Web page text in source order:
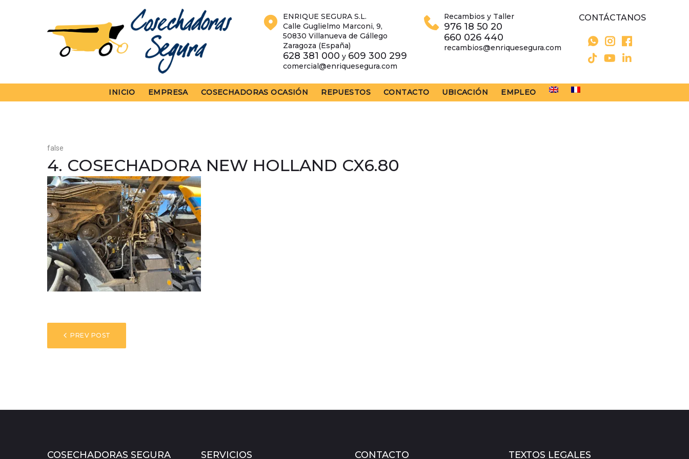
ENRIQUE SEGURA S.L.
Calle Guglielmo Marconi, 9,
50830 Villanueva de Gállego
Zaragoza (España)
628 381 000 y 609 300 299
comercial@enriquesegura.com
Recambios y Taller
976 18 50 20
660 026 440
recambios@enriquesegura.com
CONTÁCTANOS
INICIO EMPRESA COSECHADORAS OCASIÓN REPUESTOS CONTACTO UBICACIÓN EMPLEO
false
4. COSECHADORA NEW HOLLAND CX6.80
NAVEGACIÓN
PREV POST
COSECHADORAS SEGURA SERVICIOS CONTACTO TEXTOS LEGALES